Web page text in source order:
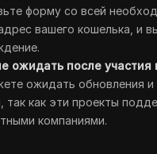
форму со всей
вашего кошелька, и
ожидать после участия
ожидать обновления
так как эти проекты
компаниями.